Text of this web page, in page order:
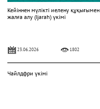
Кейіннен мүлікті иелену құқығымен
жалға алу (Ijarah) үкімі
23.06.2026 1802
Чайлдфри үкімі